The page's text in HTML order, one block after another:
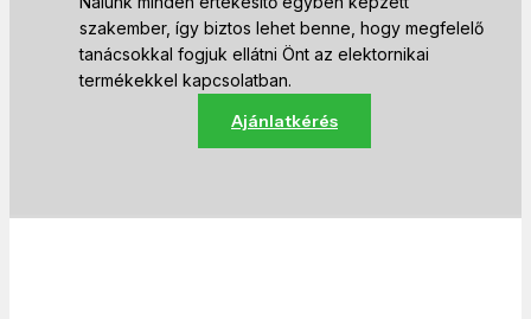
szakember, így biztos lehet benne, hogy megfelelő
tanácsokkal fogjuk ellátni Önt az elektornikai
termékekkel kapcsolatban.
Ajánlatkérés